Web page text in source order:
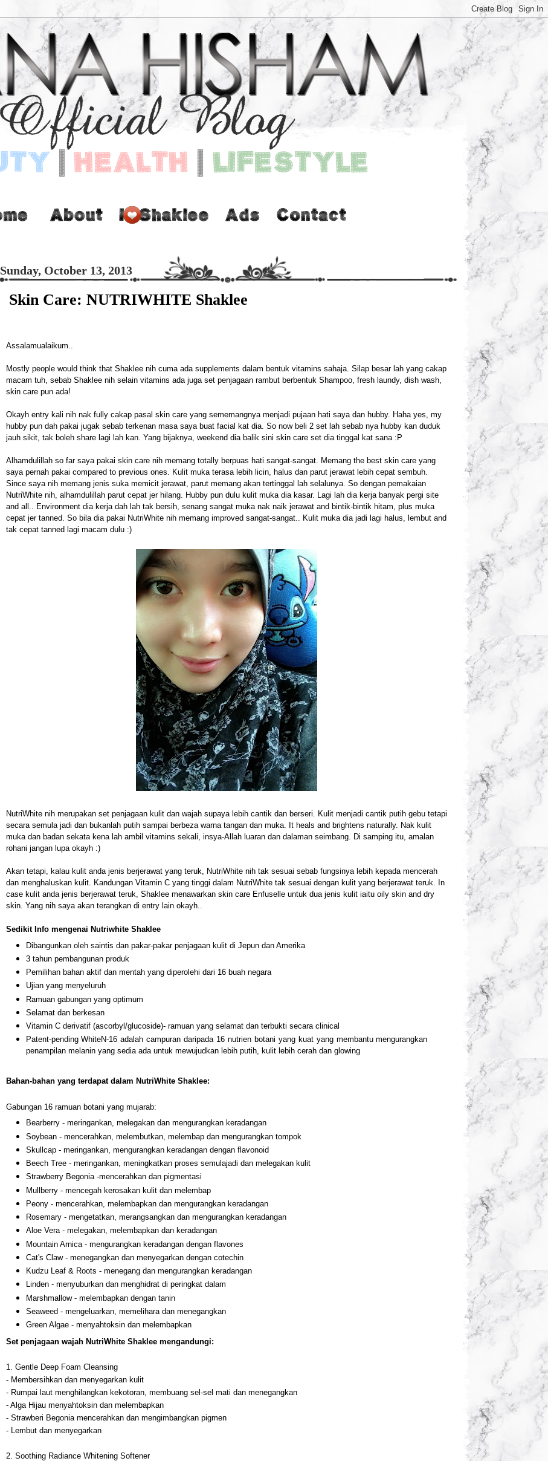
Sunday, October 13, 2013
Skin Care: NUTRIWHITE Shaklee
Assalamualaikum..
Mostly people would think that Shaklee nih cuma ada supplements dalam bentuk vitamins sahaja. Silap besar lah yang cakap
macam tuh, sebab Shaklee nih selain vitamins ada juga set penjagaan rambut berbentuk Shampoo, fresh laundy, dish wash,
skin care pun ada!
Okayh entry kali nih nak fully cakap pasal skin care yang sememangnya menjadi pujaan hati saya dan hubby. Haha yes, my
hubby pun dah pakai jugak sebab terkenan masa saya buat facial kat dia. So now beli 2 set lah sebab nya hubby kan duduk
jauh sikit, tak boleh share lagi lah kan. Yang bijaknya, weekend dia balik sini skin care set dia tinggal kat sana :P
Alhamdulillah so far saya pakai skin care nih memang totally berpuas hati sangat-sangat. Memang the best skin care yang
saya pernah pakai compared to previous ones. Kulit muka terasa lebih licin, halus dan parut jerawat lebih cepat sembuh.
Since saya nih memang jenis suka memicit jerawat, parut memang akan tertinggal lah selalunya. So dengan pemakaian
NutriWhite nih, alhamdulillah parut cepat jer hilang. Hubby pun dulu kulit muka dia kasar. Lagi lah dia kerja banyak pergi site
and all.. Environment dia kerja dah lah tak bersih, senang sangat muka nak naik jerawat and bintik-bintik hitam, plus muka
cepat jer tanned. So bila dia pakai NutriWhite nih memang improved sangat-sangat.. Kulit muka dia jadi lagi halus, lembut and
tak cepat tanned lagi macam dulu :)
NutriWhite nih merupakan set penjagaan kulit dan wajah supaya lebih cantik dan berseri. Kulit menjadi cantik putih gebu tetapi
secara semula jadi dan bukanlah putih sampai berbeza warna tangan dan muka. It heals and brightens naturally. Nak kulit
muka dan badan sekata kena lah ambil vitamins sekali, insya-Allah luaran dan dalaman seimbang. Di samping itu, amalan
rohani jangan lupa okayh :)
Akan tetapi, kalau kulit anda jenis berjerawat yang teruk, NutriWhite nih tak sesuai sebab fungsinya lebih kepada mencerah
dan menghaluskan kulit. Kandungan Vitamin C yang tinggi dalam NutriWhite tak sesuai dengan kulit yang berjerawat teruk. In
case kulit anda jenis berjerawat teruk, Shaklee menawarkan skin care Enfuselle untuk dua jenis kulit iaitu oily skin and dry
skin. Yang nih saya akan terangkan di entry lain okayh..
Sedikit Info mengenai Nutriwhite Shaklee
Dibangunkan oleh saintis dan pakar-pakar penjagaan kulit di Jepun dan Amerika
3 tahun pembangunan produk
Pemilihan bahan aktif dan mentah yang diperolehi dari 16 buah negara
Ujian yang menyeluruh
Ramuan gabungan yang optimum
Selamat dan berkesan
Vitamin C derivatif (ascorbyl/glucoside)- ramuan yang selamat dan terbukti secara clinical
Patent-pending WhiteN-16 adalah campuran daripada 16 nutrien botani yang kuat yang membantu mengurangkan
penampilan melanin yang sedia ada untuk mewujudkan lebih putih, kulit lebih cerah dan glowing
Bahan-bahan yang terdapat dalam NutriWhite Shaklee:
Gabungan 16 ramuan botani yang mujarab:
Bearberry - meringankan, melegakan dan mengurangkan keradangan
Soybean - mencerahkan, melembutkan, melembap dan mengurangkan tompok
Skullcap - meringankan, mengurangkan keradangan dengan flavonoid
Beech Tree - meringankan, meningkatkan proses semulajadi dan melegakan kulit
Strawberry Begonia -mencerahkan dan pigmentasi
Mullberry - mencegah kerosakan kulit dan melembap
Peony - mencerahkan, melembapkan dan mengurangkan keradangan
Rosemary - mengetatkan, merangsangkan dan mengurangkan keradangan
Aloe Vera - melegakan, melembapkan dan keradangan
Mountain Arnica - mengurangkan keradangan dengan flavones
Cat's Claw - menegangkan dan menyegarkan dengan cotechin
Kudzu Leaf & Roots - menegang dan mengurangkan keradangan
Linden - menyuburkan dan menghidrat di peringkat dalam
Marshmallow - melembapkan dengan tanin
Seaweed - mengeluarkan, memelihara dan menegangkan
Green Algae - menyahtoksin dan melembapkan
Set penjagaan wajah NutriWhite Shaklee mengandungi:
1. Gentle Deep Foam Cleansing
- Membersihkan dan menyegarkan kulit
- Rumpai laut menghilangkan kekotoran, membuang sel-sel mati dan menegangkan
- Alga Hijau menyahtoksin dan melembapkan
- Strawberi Begonia mencerahkan dan mengimbangkan pigmen
- Lembut dan menyegarkan
2. Soothing Radiance Whitening Softener